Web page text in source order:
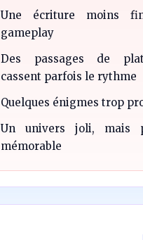
Une écriture moins
gameplay
Des passages de
cassent parfois le rythme
Quelques énigmes trop
Un univers joli, mais
mémorable